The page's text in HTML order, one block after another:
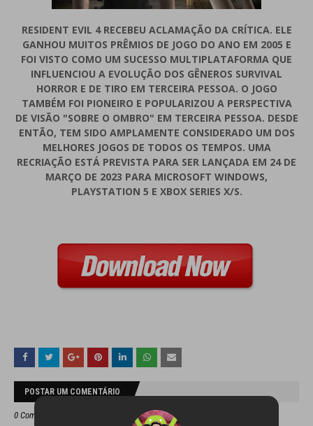
RESIDENT EVIL 4 RECEBEU ACLAMAÇÃO DA CRÍTICA. ELE
GANHOU MUITOS PRÊMIOS DE JOGO DO ANO EM 2005 E
FOI VISTO COMO UM SUCESSO MULTIPLATAFORMA QUE
INFLUENCIOU A EVOLUÇÃO DOS GÊNEROS SURVIVAL
HORROR E DE TIRO EM TERCEIRA PESSOA. O JOGO
TAMBÉM FOI PIONEIRO E POPULARIZOU A PERSPECTIVA
DE VISÃO "SOBRE O OMBRO" EM TERCEIRA PESSOA. DESDE
ENTÃO, TEM SIDO AMPLAMENTE CONSIDERADO UM DOS
MELHORES JOGOS DE TODOS OS TEMPOS. UMA
RECRIAÇÃO ESTÁ PREVISTA PARA SER LANÇADA EM 24 DE
MARÇO DE 2023 PARA MICROSOFT WINDOWS,
PLAYSTATION 5 E XBOX SERIES X/S.
POSTAR UM COMENTÁRIO
0 Comentários